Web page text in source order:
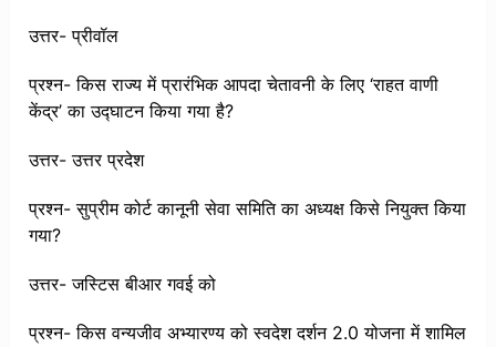
उत्तर- प्रीवॉल
प्रश्न- किस राज्य में प्रारंभिक आपदा चेतावनी के लिए ‘राहत वाणी
केंद्र’ का उद्घाटन किया गया है?
उत्तर- उत्तर प्रदेश
प्रश्न- सुप्रीम कोर्ट कानूनी सेवा समिति का अध्यक्ष किसे नियुक्त किया
गया?
उत्तर- जस्टिस बीआर गवई को
प्रश्न- किस वन्यजीव अभ्यारण्य को स्वदेश दर्शन 2.0 योजना में शामिल